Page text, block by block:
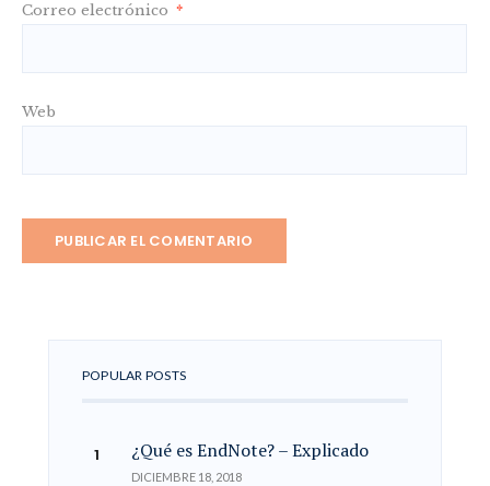
Correo electrónico *
Web
POPULAR POSTS
¿Qué es EndNote? – Explicado
DICIEMBRE 18, 2018